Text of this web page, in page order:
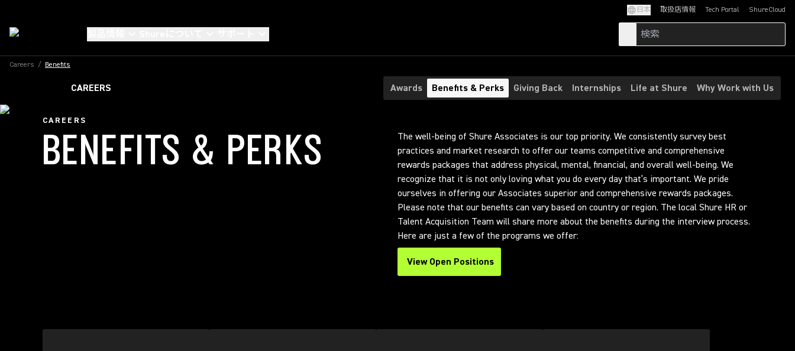
日本 取扱店情報 Tech Portal
(Opens in a new tab)ShureCloud
(Opens in a new
Careers / Benefits
CAREERS Awards Benefits & Perks Giving Back Internships Life at Shure Why Work with Us
CAREERS
BENEFITS & PERKS
The well-being of Shure Associates is our top priority. We consistently survey best
practices and market research to offer our teams competitive and comprehensive
rewards packages that address physical, mental, financial, and overall well-being. We
recognize that it is not only loving what you do every day that’s important. We pride
ourselves in offering our Associates superior and comprehensive rewards packages.
Please note that our benefits can vary based on country or region. The local Shure HR or
Talent Acquisition Team will share more about the benefits during the interview process.
Here are just a few of the programs we offer:
View Open Positions
(Opens in a new tab)